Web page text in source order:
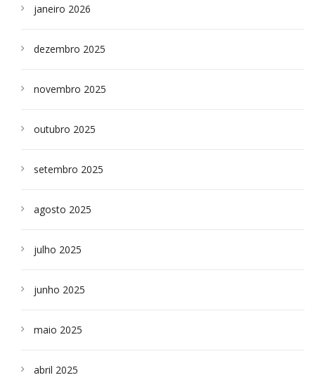
janeiro 2026
dezembro 2025
novembro 2025
outubro 2025
setembro 2025
agosto 2025
julho 2025
junho 2025
maio 2025
abril 2025